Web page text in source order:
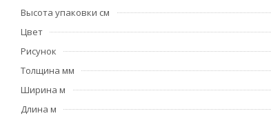
Высота упаковки см
Цвет
Рисунок
Толщина мм
Ширина м
Длина м